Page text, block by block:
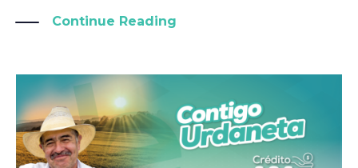
Continue Reading